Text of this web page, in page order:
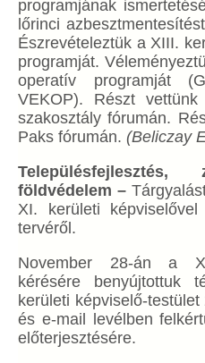
programjának
lőrinci
Észrevételeztük a XIII.
programját.
operatív programját
VEKOP). Részt
szakosztály fórumán.
Paks fórumán. (Beliczay
Településfejlesztés,
földvédelem –
XI. kerületi
tervéről.
November 28-án a
kérésére benyújtottuk
kerületi képviselő-
és e-mail levélben
előterjesztésére.